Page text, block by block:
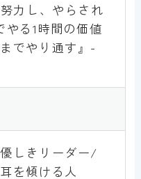
力し、やらされ
やる1時間の価値
でやり通す』-
しきリーダー/
を傾ける人